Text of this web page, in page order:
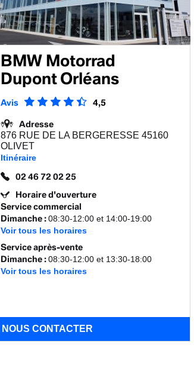
BMW Motorrad
Dupont Orléans
Avis 4,5
Adresse
876 RUE DE LA BERGERESSE 45160
OLIVET
Itinéraire
02 46 72 02 25
Horaire d'ouverture
Service commercial
Dimanche :08:30-12:00 et 14:00-19:00
Voir tous les horaires
Service après-vente
Dimanche :08:30-12:00 et 13:30-18:00
Voir tous les horaires
NOUS CONTACTER